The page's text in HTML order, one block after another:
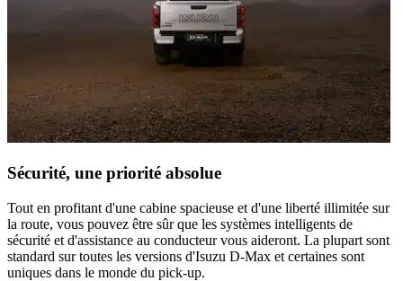
Sécurité, une priorité absolue
Tout en profitant d'une cabine spacieuse et d'une liberté illimitée sur
la route, vous pouvez être sûr que les systèmes intelligents de
sécurité et d'assistance au conducteur vous aideront. La plupart sont
standard sur toutes les versions d'Isuzu D-Max et certaines sont
uniques dans le monde du pick-up.